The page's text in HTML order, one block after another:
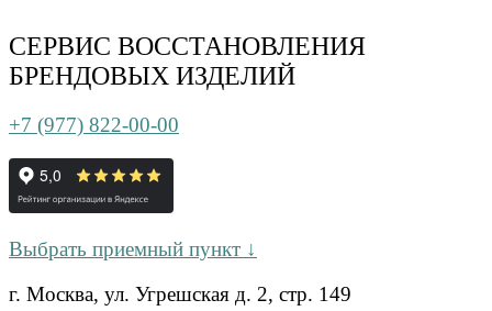
СЕРВИС ВОССТАНОВЛЕНИЯ
БРЕНДОВЫХ ИЗДЕЛИЙ
+7 (977) 822-00-00
Выбрать приемный пункт ↓
г. Москва, ул. Угрешская д. 2, стр. 149